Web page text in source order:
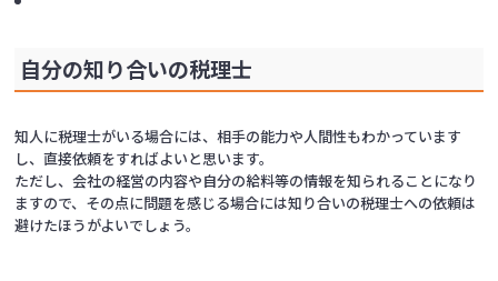
自分の知り合いの税理士
知人に税理士がいる場合には、相手の能力や人間性もわかっています
し、直接依頼をすればよいと思います。
ただし、会社の経営の内容や自分の給料等の情報を知られることになり
ますので、その点に問題を感じる場合には知り合いの税理士への依頼は
避けたほうがよいでしょう。